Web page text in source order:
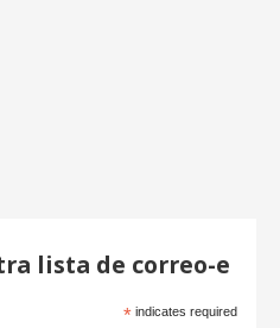
lista de correo-e
* indicates required